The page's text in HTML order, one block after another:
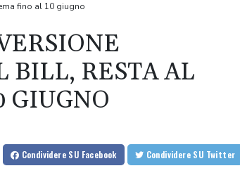
fino al 10 giugno
BILL, RESTA AL
GIUGNO
Condividere SU Facebook Condividere SU Twitter